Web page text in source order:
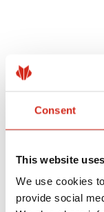
Consent
This website
We use cookies
provide social
Szakembereknek